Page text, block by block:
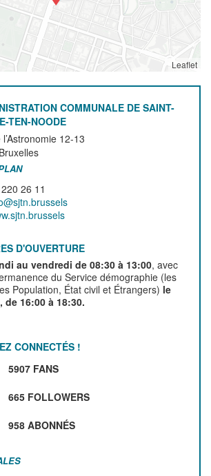
Leaflet
COMMUNALE DE SAINT-
TEN-NOODE
l’Astronomie 12-13
Bruxelles
26 11
D'OUVERTURE
au vendredi de 08:30 à 13:00, avec
du Service démographie (les
Population, État civil et Étrangers) le
de 16:00 à 18:30.
CONNECTÉS !
5907 FANS
665 FOLLOWERS
958 ABONNÉS